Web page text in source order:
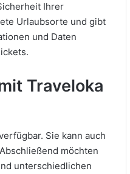
Ihrer
Urlaubsorte und gibt
und Daten
Traveloka
Sie kann auch
möchten
unterschiedlichen